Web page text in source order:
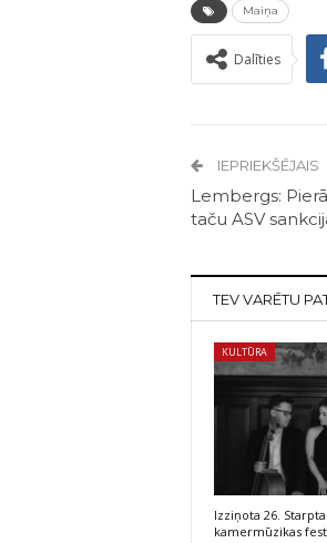
Maiņa
Dalīties
IEPRIEKŠĒJAIS
Lembergs:
taču ASV
TEV VARĒTU
KULTŪRA
Izziņota 26.
kamermūzikas